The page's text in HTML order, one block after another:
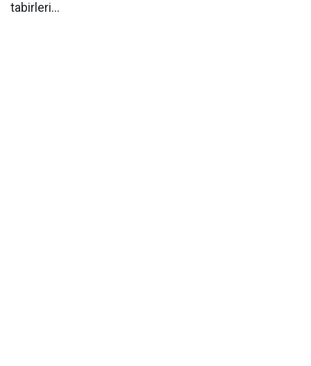
tabirleri...